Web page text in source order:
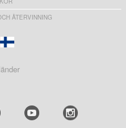
ÅTERVINNING